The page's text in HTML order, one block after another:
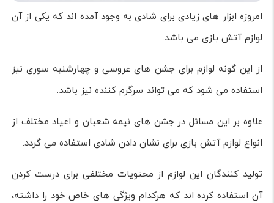
امروزه ابزار های زیادی برای شادی به وجود آمده اند که یکی از آن
لوازم آتش بازی می باشد.
از این گونه لوازم برای جشن های عروسی و چهارشنبه سوری نیز
استفاده می شود که می تواند سرگرم کننده نیز باشد.
علاوه بر این مسائل در جشن های نیمه شعبان و اعیاد مختلف از
انواع لوازم آتش بازی برای نشان دادن شادی استفاده می گردد.
تولید کنندگان این لوازم از محتویات مختلفی برای درست کردن
آن استفاده کرده اند که هرکدام ویژگی های خاص خود را داشته،